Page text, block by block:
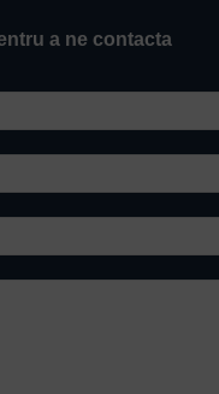
a ne contacta